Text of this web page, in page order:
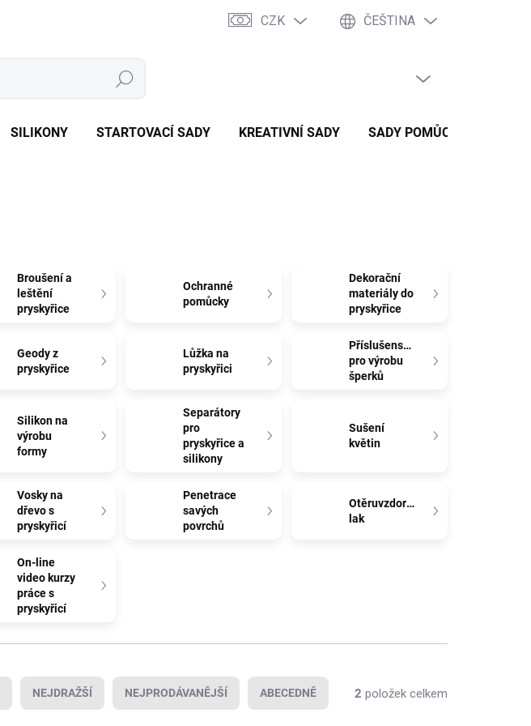
CZK ČEŠTINA
Hledat
SILIKONY STARTOVACÍ SADY KREATIVNÍ SADY SADY POMŮCEK
Broušení a
leštění
pryskyřice
Ochranné
pomůcky
Dekorační
materiály do
pryskyřice
Geody z
pryskyřice
Lůžka na
pryskyřici
Příslušenství
pro výrobu
šperků
Silikon na
výrobu
formy
Separátory
pro
pryskyřice a
silikony
Sušení
květin
Vosky na
dřevo s
pryskyřicí
Penetrace
savých
povrchů
Otěruvzdorný
lak
On-line
video kurzy
práce s
pryskyřicí
NEJDRAŽŠÍ NEJPRODÁVANĚJŠÍ ABECEDNĚ 2 položek celkem